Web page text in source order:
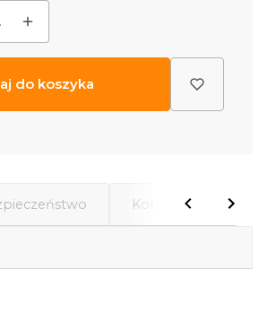
do koszyka
Komentarze